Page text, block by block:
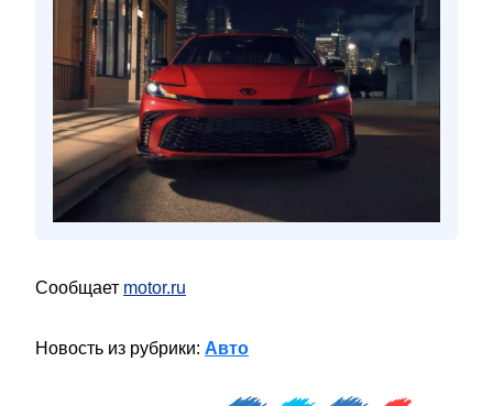
Сообщает motor.ru
Новость из рубрики: Авто